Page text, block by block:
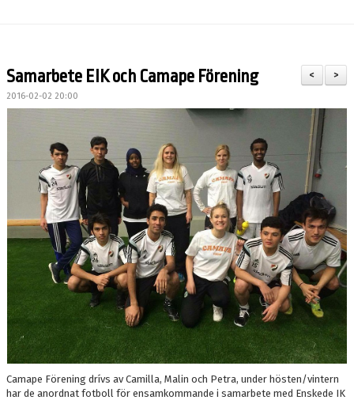
SPONSRING
>
<
Samarbete EIK och Camape Förening
2016-02-02 20:00
Camape Förening drívs av Camilla, Malin och Petra, under hösten/vintern
har de anordnat fotboll för ensamkommande i samarbete med Enskede IK